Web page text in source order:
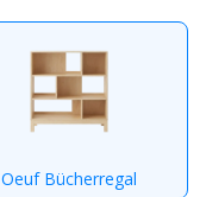
Oeuf Bücherregal